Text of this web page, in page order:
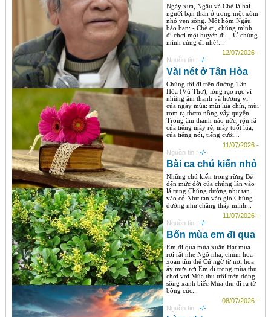
Ngày xưa, Ngâu và Chè là hai
người bạn thân ở trong một xóm
nhỏ ven sông. Một hôm Ngâu
bảo bạn: - Chè ơi, chúng mình
đi chơi một huyến đi. - Ừ chúng
mình cùng đi nhé!...
12/07/2026 -
Nguồn tin : -/-
Vài nét ở Tân Hòa
Chúng tôi đi trên đường Tân
Hòa (Vũ Thư), lòng rạo rực vì
những âm thanh và hương vị
của ngày mùa: mùi lúa chín, mùi
rơm rạ thơm nồng vây quyện.
Trong âm thanh náo nức, rộn rã
của tiếng máy rê, máy tuốt lúa,
của tiếng nói, tiếng cười...
11/07/2026 -
Nguồn tin : -/-
Bài ca chú kiến nhỏ
Những chú kiến trong rừng Bé
đến mức đời của chúng lẫn vào
lá rụng Chúng dường như tan
vào cỏ Như tan vào gió Chúng
dường như chẳng thấy mình...
11/07/2026 -
Nguồn tin : -/-
Bốn mùa em đi qua
Em đi qua mùa xuân Hạt mưa
rơi rất nhẹ Ngõ nhà, chùm hoa
xoan tím thế Cứ ngỡ từ nơi hoa
ấy mưa rơi Em đi trong mùa thu
chơi vơi Mùa thu trôi trên dòng
sông xanh biếc Mùa thu đi ra từ
bông cúc...
08/07/2026 -
Nguồn tin : -/-